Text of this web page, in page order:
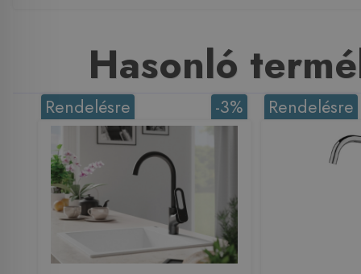
Hasonló
-3%
Rendelésre Rendelésre